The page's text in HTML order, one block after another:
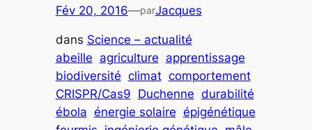
Fév 20, 2016—parJacques
dans Science – actualité
abeille agriculture apprentissage
biodiversité climat comportement
CRISPR/Cas9 Duchenne durabilité
ébola énergie solaire épigénétique